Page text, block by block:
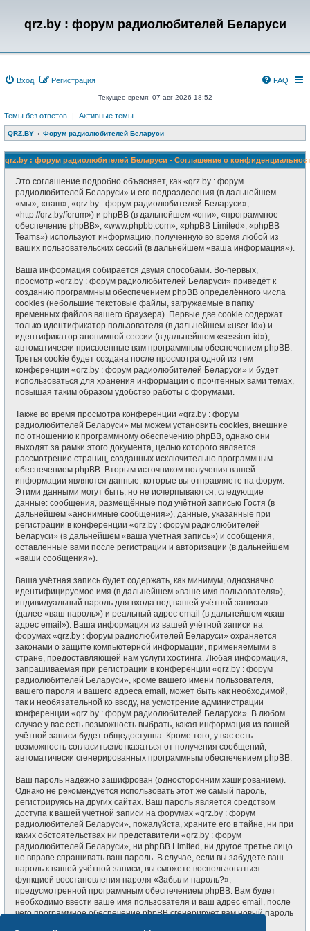
qrz.by : форум радиолюбителей Беларуси
Вход Регистрация FAQ
Текущее время: 07 авг 2026 18:52
Темы без ответов | Активные темы
QRZ.BY Форум радиолюбителей Беларуси
qrz.by : форум радиолюбителей Беларуси - Соглашение о
Это соглашение подробно объясняет, как «qrz.by : форум
радиолюбителей Беларуси» и его подразделения (в дальнейшем
«мы», «наш», «qrz.by : форум радиолюбителей Беларуси»,
«http://qrz.by/forum») и phpBB (в дальнейшем «они», «программное
обеспечение phpBB», «www.phpbb.com», «phpBB Limited», «phpBB
Teams») используют информацию, полученную во время любой из
ваших пользовательских сессий (в дальнейшем «ваша информация»).
Ваша информация собирается двумя способами. Во-первых,
просмотр «qrz.by : форум радиолюбителей Беларуси» приведёт к
созданию программным обеспечением phpBB определённого числа
cookies (небольшие текстовые файлы, загружаемые в папку
временных файлов вашего браузера). Первые две cookie содержат
только идентификатор пользователя (в дальнейшем «user-id») и
идентификатор анонимной сессии (в дальнейшем «session-id»),
автоматически присвоенные вам программным обеспечением phpBB.
Третья cookie будет создана после просмотра одной из тем
конференции «qrz.by : форум радиолюбителей Беларуси» и будет
использоваться для хранения информации о прочтённых вами темах,
повышая таким образом удобство работы с форумами.
Также во время просмотра конференции «qrz.by : форум
радиолюбителей Беларуси» мы можем установить cookies, внешние
по отношению к программному обеспечению phpBB, однако они
выходят за рамки этого документа, целью которого является
рассмотрение страниц, созданных исключительно программным
обеспечением phpBB. Вторым источником получения вашей
информации являются данные, которые вы отправляете на форум.
Этими данными могут быть, но не исчерпываются, следующие
данные: сообщения, размещённые под учётной записью Гостя (в
дальнейшем «анонимные сообщения»), данные, указанные при
регистрации в конференции «qrz.by : форум радиолюбителей
Беларуси» (в дальнейшем «ваша учётная запись») и сообщения,
оставленные вами после регистрации и авторизации (в дальнейшем
«ваши сообщения»).
Ваша учётная запись будет содержать, как минимум, однозначно
идентифицируемое имя (в дальнейшем «ваше имя пользователя»),
индивидуальный пароль для входа под вашей учётной записью
(далее «ваш пароль») и реальный адрес email (в дальнейшем «ваш
адрес email»). Ваша информация из вашей учётной записи на
форумах «qrz.by : форум радиолюбителей Беларуси» охраняется
законами о защите компьютерной информации, применяемыми в
стране, предоставляющей нам услуги хостинга. Любая информация,
запрашиваемая при регистрации в конференции «qrz.by : форум
радиолюбителей Беларуси», кроме вашего имени пользователя,
вашего пароля и вашего адреса email, может быть как необходимой,
так и необязательной ко вводу, на усмотрение администрации
конференции «qrz.by : форум радиолюбителей Беларуси». В любом
случае у вас есть возможность выбрать, какая информация из вашей
учётной записи будет общедоступна. Кроме того, у вас есть
возможность согласиться/отказаться от получения сообщений,
автоматически сгенерированных программным обеспечением phpBB.
Ваш пароль надёжно зашифрован (односторонним хэшированием).
Однако не рекомендуется использовать этот же самый пароль,
регистрируясь на других сайтах. Ваш пароль является средством
доступа к вашей учётной записи на форумах «qrz.by : форум
радиолюбителей Беларуси», пожалуйста, храните его в тайне, ни при
каких обстоятельствах ни представители «qrz.by : форум
радиолюбителей Беларуси», ни phpBB Limited, ни другое третье лицо
не вправе спрашивать ваш пароль. В случае, если вы забудете ваш
пароль к вашей учётной записи, вы сможете воспользоваться
функцией восстановления пароля «Забыли пароль?»,
предусмотренной программным обеспечением phpBB. Вам будет
необходимо ввести ваше имя пользователя и ваш адрес email, после
чего программное обеспечение phpBB сгенерирует вам новый пароль